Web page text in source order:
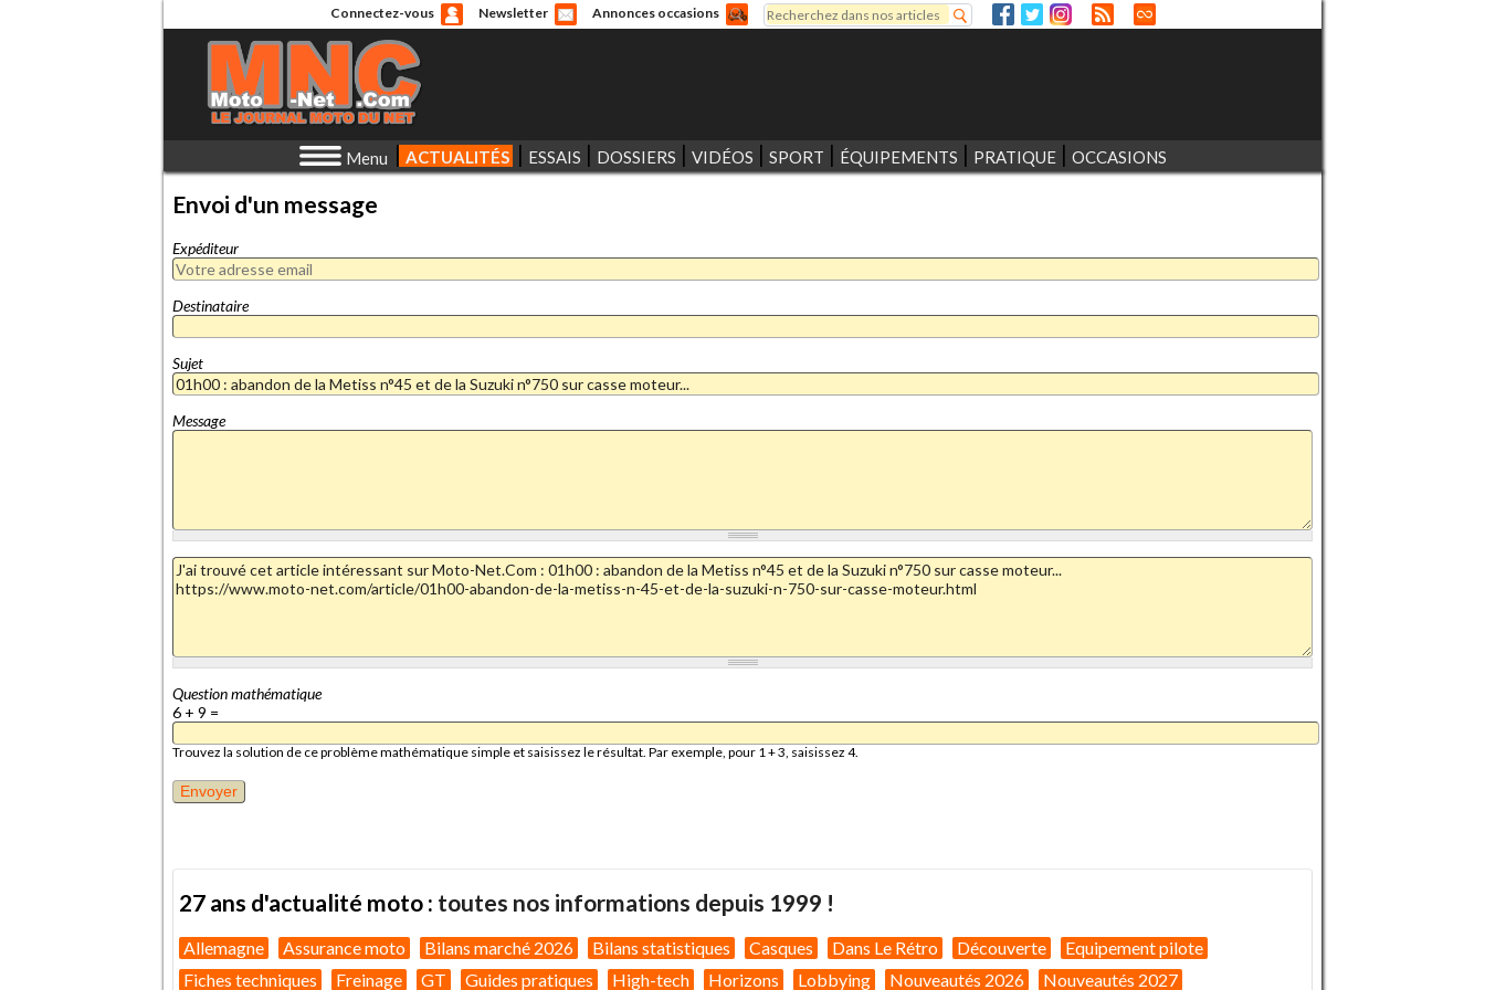
Connectez-vous Newsletter Annonces occasions
Formulaire de recherche
Rechercher
Menu ACTUALITÉS ESSAIS DOSSIERS VIDÉOS SPORT ÉQUIPEMENTS PRATIQUE OCCASIONS
Envoi d'un message
Expéditeur
Destinataire
Sujet
Message
Question mathématique
6 + 9 =
Trouvez la solution de ce problème mathématique simple et saisissez le résultat. Par exemple, pour 1 + 3, saisissez 4.
27 ans d'actualité moto : toutes nos informations depuis 1999 !
Allemagne Assurance moto Bilans marché 2026 Bilans statistiques Casques Dans Le Rétro Découverte
Equipement pilote
Fiches techniques
Freinage GT Guides pratiques High-tech Horizons Lobbying Nouveautés 2026 Nouveautés 2027